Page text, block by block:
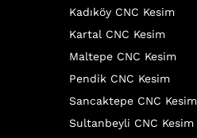
Kadıköy CNC Kesim
Kartal CNC Kesim
Maltepe CNC Kesim
Pendik CNC Kesim
Sancaktepe CNC Kesim
Sultanbeyli CNC Kesim